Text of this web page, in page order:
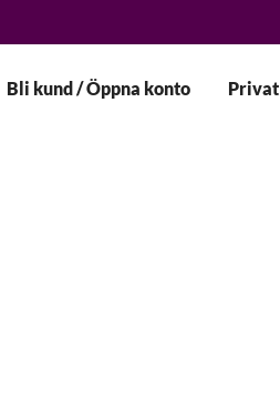
Bli kund / Öppna konto Privat